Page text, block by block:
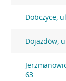
Dobczyce,
Dojazdów,
63